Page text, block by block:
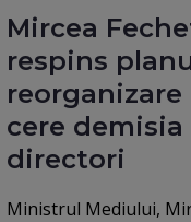
Mircea
respins
reorganizare
cere
directori
Ministrul Mediului,